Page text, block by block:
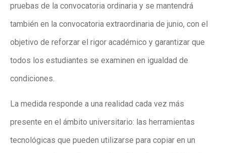
pruebas de la convocatoria ordinaria y se mantendrá
también en la convocatoria extraordinaria de junio, con el
objetivo de reforzar el rigor académico y garantizar que
todos los estudiantes se examinen en igualdad de
condiciones.
La medida responde a una realidad cada vez más
presente en el ámbito universitario: las herramientas
tecnológicas que pueden utilizarse para copiar en un